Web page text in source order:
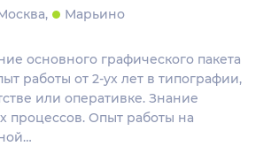
Марьино
основного графического пакета
работы от 2-ух лет в типографии,
или оперативке. Знание
процессов. Опыт работы на